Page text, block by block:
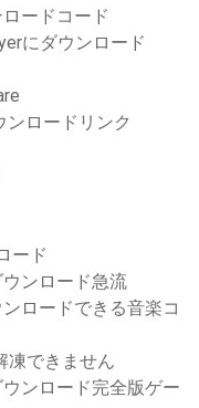
ードコード
にダウンロード
ロードリンク
ード
ンロード急流
ロードできる音楽コ
凍できません
ンロード完全版ゲー